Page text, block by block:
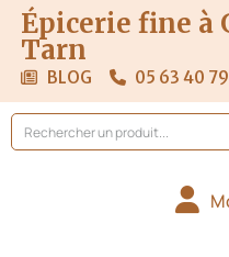
Épicerie fine à
Tarn
BLOG 05 63 40